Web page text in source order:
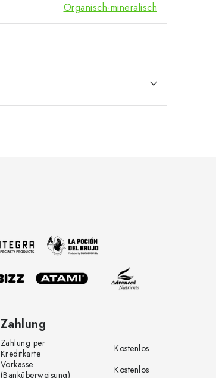
Organisch-mineralisch
Zahlung
Zahlung per
Kreditkarte
Kostenlos
Vorkasse
(Banküberweisung)
Kostenlos